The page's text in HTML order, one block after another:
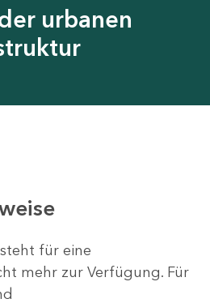
urbanen
für eine
mehr zur Verfügung. Für